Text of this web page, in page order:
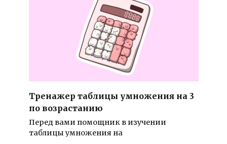
Тренажер таблицы умножения на 3
по возрастанию
Перед вами помощник в изучении
таблицы умножения на